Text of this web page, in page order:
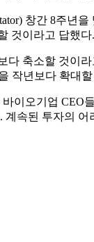
창간 8주년
것이라고 답했
다 축소할 것이
작년보다 확대
이오기업 CEO
속된 투자의